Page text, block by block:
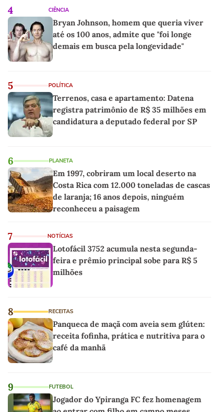
4 CIÊNCIA
Bryan Johnson, homem que queria viver
até os 100 anos, admite que "foi longe
demais em busca pela longevidade"
5 POLÍTICA
Terrenos, casa e apartamento: Datena
registra patrimônio de R$ 35 milhões em
candidatura a deputado federal por SP
6 PLANETA
Em 1997, cobriram um local deserto na
Costa Rica com 12.000 toneladas de cascas
de laranja; 16 anos depois, ninguém
reconheceu a paisagem
7 NOTÍCIAS
Lotofácil 3752 acumula nesta segunda-
feira e prêmio principal sobe para R$ 5
milhões
8 RECEITAS
Panqueca de maçã com aveia sem glúten:
receita fofinha, prática e nutritiva para o
café da manhã
9 FUTEBOL
Jogador do Ypiranga FC fez homenagem